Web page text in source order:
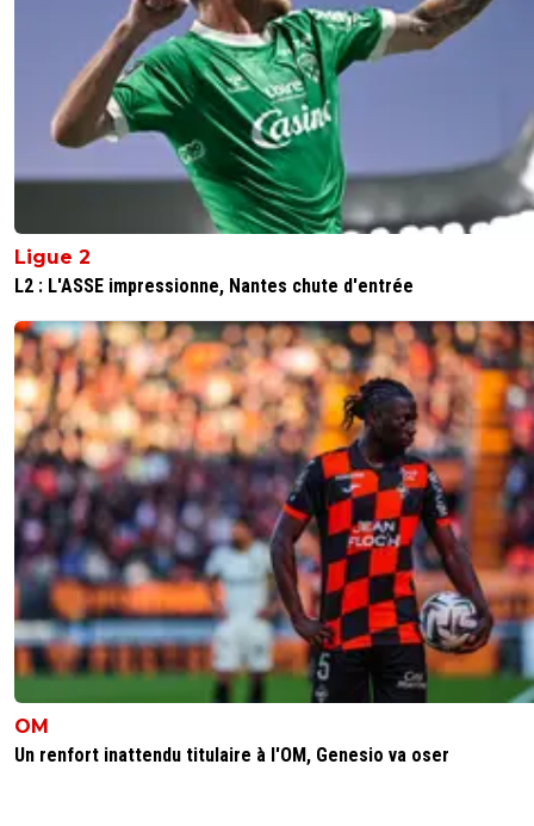
On peut plus garder tout le monde.Ciao Aldo ;)
0+ Répondre
leo 02 janvier 2018 à 17:39 +0
Je crois que t'as mal lu l'article ^^
0+ Répondre
leo
c'est certain
0+ Répondre
moh69 02 janvier 2018 à 16:50 +
La technique pour avoir des coms
0+ Répondre
Ligue 2
L2 : L'ASSE impressionne, Nantes chute d'entrée
OM
Un renfort inattendu titulaire à l'OM, Genesio va oser